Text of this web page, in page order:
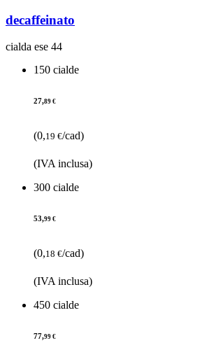
decaffeinato
cialda ese 44
150 cialde
27,89 €
(0,19 €/cad)
(IVA inclusa)
300 cialde
53,99 €
(0,18 €/cad)
(IVA inclusa)
450 cialde
77,99 €